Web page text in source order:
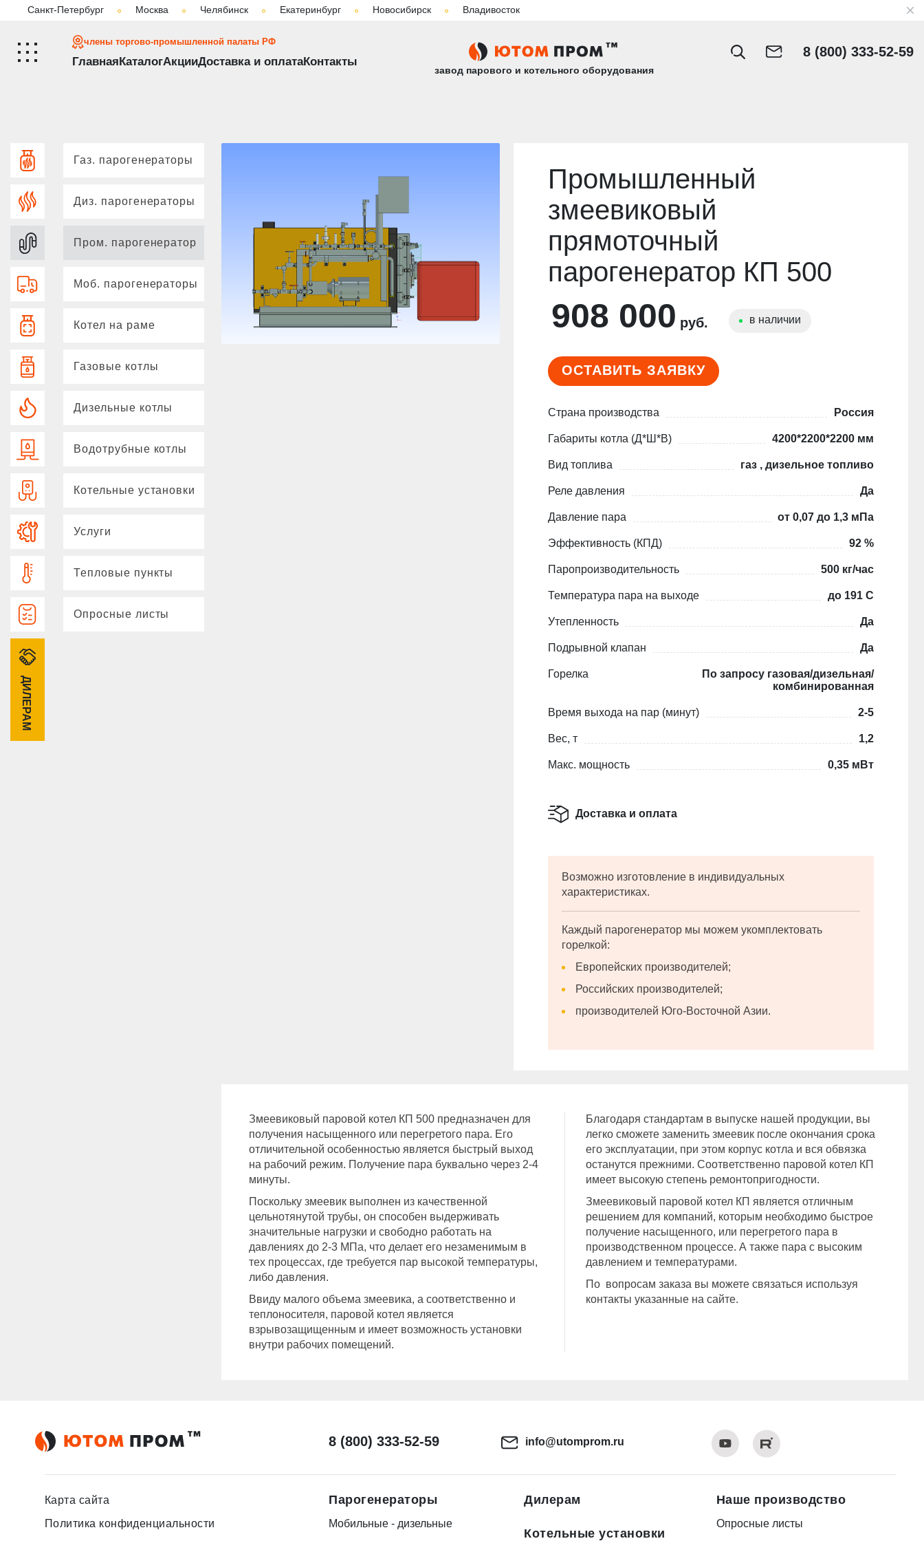
Санкт-Петербург Москва Челябинск Екатеринбург Новосибирск Владивосток
члены торгово-промышленной палаты РФ
ГлавнаяКаталогАкцииДоставка и оплатаКонтакты
завод парового и котельного оборудования
8 (800) 333-52-59
Главная Каталог Промышленный змеевиковый прямоточный парогенератор Промышленный змеевиковый прямоточный парогенератор КП 500
Газ. парогенераторы
Диз. парогенераторы
Пром. парогенератор
Моб. парогенераторы
Котел на раме
Газовые котлы
Дизельные котлы
Водотрубные котлы
Котельные установки
Услуги
Тепловые пункты
Опросные листы
ДИЛЕРАМ
Промышленный
змеевиковый
прямоточный
парогенератор КП 500
908 000 руб. в наличии
ОСТАВИТЬ ЗАЯВКУ
Страна производства Россия
Габариты котла (Д*Ш*В) 4200*2200*2200 мм
Вид топлива газ , дизельное топливо
Реле давления Да
Давление пара от 0,07 до 1,3 мПа
Эффективность (КПД) 92 %
Паропроизводительность 500 кг/час
Температура пара на выходе до 191 С
Утепленность Да
Подрывной клапан Да
Горелка
По запросу газовая/дизельная/
комбинированная
Время выхода на пар (минут) 2-5
Вес, т 1,2
Макс. мощность 0,35 мВт
Доставка и оплата
Возможно изготовление в индивидуальных
характеристиках.
Каждый парогенератор мы можем укомплектовать
горелкой:
Европейских производителей;
Российских производителей;
производителей Юго-Восточной Азии.
Змеевиковый паровой котел КП 500 предназначен для
получения насыщенного или перегретого пара. Его
отличительной особенностью является быстрый выход
на рабочий режим. Получение пара буквально через 2-4
минуты.
Поскольку змеевик выполнен из качественной
цельнотянутой трубы, он способен выдерживать
значительные нагрузки и свободно работать на
давлениях до 2-3 МПа, что делает его незаменимым в
тех процессах, где требуется пар высокой температуры,
либо давления.
Ввиду малого объема змеевика, а соответственно и
теплоносителя, паровой котел является
взрывозащищенным и имеет возможность установки
внутри рабочих помещений.
Благодаря стандартам в выпуске нашей продукции, вы
легко сможете заменить змеевик после окончания срока
его эксплуатации, при этом корпус котла и вся обвязка
останутся прежними. Соответственно паровой котел КП
имеет высокую степень ремонтопригодности.
Змеевиковый паровой котел КП является отличным
решением для компаний, которым необходимо быстрое
получение насыщенного, или перегретого пара в
производственном процессе. А также пара с высоким
давлением и температурами.
По вопросам заказа вы можете связаться используя
контакты указанные на сайте.
8 (800) 333-52-59 info@utomprom.ru
Карта сайта
Политика конфиденциальности
Парогенераторы
Мобильные - дизельные
Дилерам
Котельные установки
Наше производство
Опросные листы